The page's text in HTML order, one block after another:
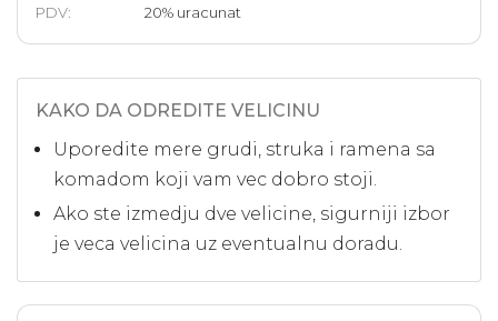
PDV: 20% uracunat
KAKO DA ODREDITE VELICINU
Uporedite mere grudi, struka i ramena sa
komadom koji vam vec dobro stoji.
Ako ste izmedju dve velicine, sigurniji izbor
je veca velicina uz eventualnu doradu.